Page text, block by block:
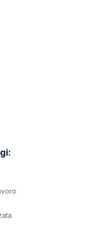
lavoro